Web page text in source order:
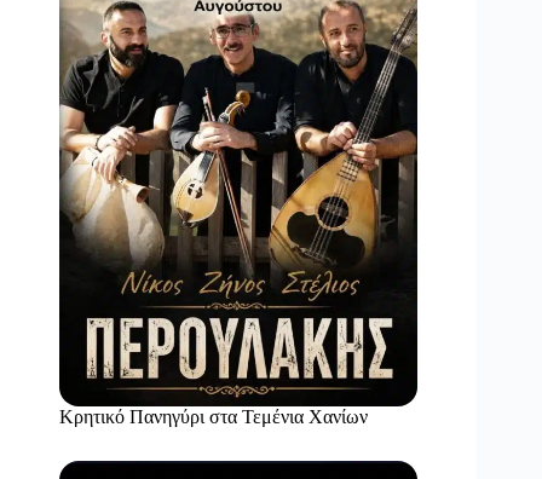
Κρητικό Πανηγύρι στα Τεμένια Χανίων